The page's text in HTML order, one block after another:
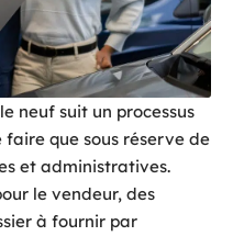
neuf suit un processus
faire que sous réserve de
et administratives.
le vendeur, des
à fournir par